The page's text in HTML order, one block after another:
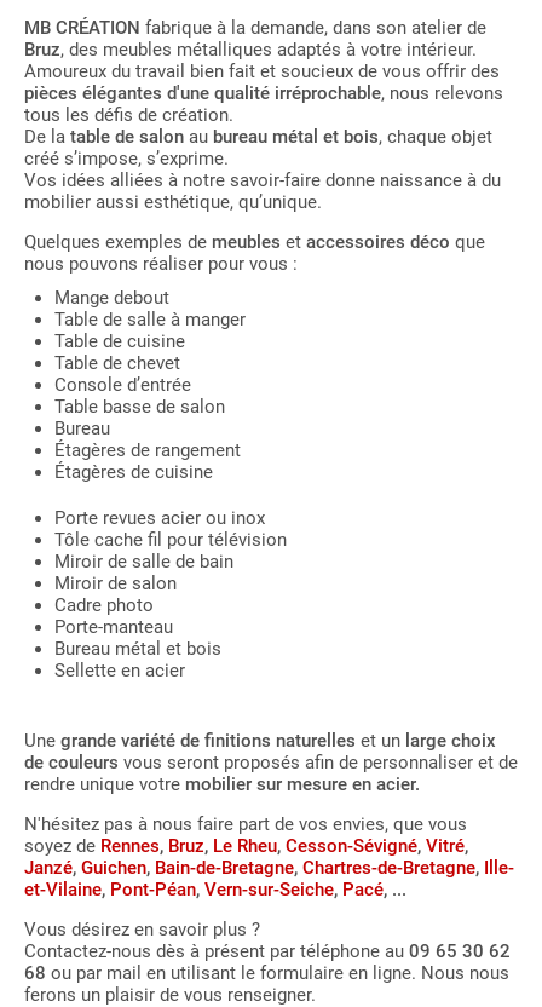
MB CRÉATION fabrique à la demande, dans son atelier de
Bruz, des meubles métalliques adaptés à votre intérieur.
Amoureux du travail bien fait et soucieux de vous offrir des
pièces élégantes d'une qualité irréprochable, nous relevons
tous les défis de création.
De la table de salon au bureau métal et bois, chaque objet
créé s’impose, s’exprime.
Vos idées alliées à notre savoir-faire donne naissance à du
mobilier aussi esthétique, qu’unique.
Quelques exemples de meubles et accessoires déco que
nous pouvons réaliser pour vous :
Mange debout
Table de salle à manger
Table de cuisine
Table de chevet
Console d’entrée
Table basse de salon
Bureau
Étagères de rangement
Étagères de cuisine
Porte revues acier ou inox
Tôle cache fil pour télévision
Miroir de salle de bain
Miroir de salon
Cadre photo
Porte-manteau
Bureau métal et bois
Sellette en acier
Une grande variété de finitions naturelles et un large choix
de couleurs vous seront proposés afin de personnaliser et de
rendre unique votre mobilier sur mesure en acier.
N'hésitez pas à nous faire part de vos envies, que vous
soyez de Rennes, Bruz, Le Rheu, Cesson-Sévigné, Vitré,
Janzé, Guichen, Bain-de-Bretagne, Chartres-de-Bretagne, Ille-
et-Vilaine, Pont-Péan, Vern-sur-Seiche, Pacé, ...
Vous désirez en savoir plus ?
Contactez-nous dès à présent par téléphone au 09 65 30 62
68 ou par mail en utilisant le formulaire en ligne. Nous nous
ferons un plaisir de vous renseigner.